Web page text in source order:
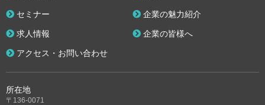
所在地
〒136-0071
セミナー 企業の魅力紹介
求人情報 企業の皆様へ
アクセス・お問い合わせ